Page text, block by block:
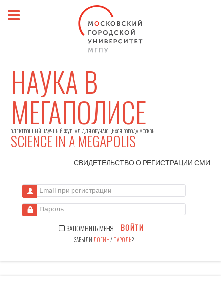
НАУКА В
МЕГАПОЛИСЕ
ЭЛЕКТРОННЫЙ НАУЧНЫЙ ЖУРНАЛ ДЛЯ ОБУЧАЮЩИХСЯ ГОРОДА МОСКВЫ
SCIENCE IN A MEGAPOLIS
СВИДЕТЕЛЬСТВО О РЕГИСТРАЦИИСМИ
Email при регистрации
Пароль
ЗАПОМНИТЬ МЕНЯ ВОЙТИ
ЗАБЫЛИ ЛОГИН/ПАРОЛЬ?